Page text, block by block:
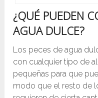
¿QUÉ PUEDEN
AGUA DULCE?
Los peces de agua
con cualquier tipo de
pequeñas para que
modo que el resto de